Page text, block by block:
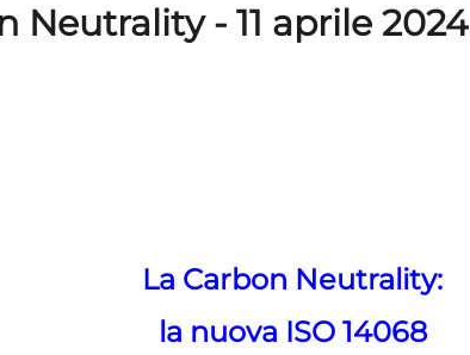
Neutrality - 11 aprile 2024
La Carbon Neutrality:
la nuova ISO 14068